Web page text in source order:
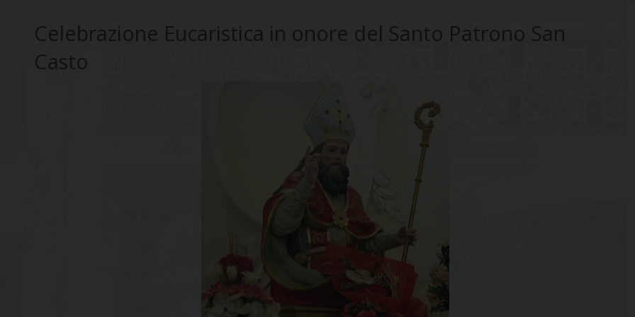
Celebrazione Eucaristica in onore del Santo Patrono San
Casto